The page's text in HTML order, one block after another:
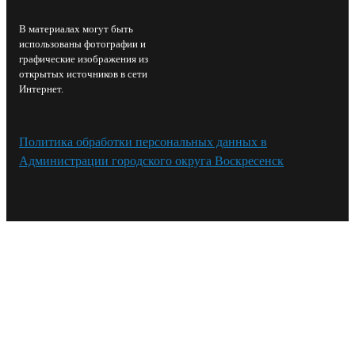
В материалах могут быть
использованы фотографии и
графические изображения из
открытых источников в сети
Интернет.
Политика обработки персональных данных в
Администрации городского округа Воскресенск